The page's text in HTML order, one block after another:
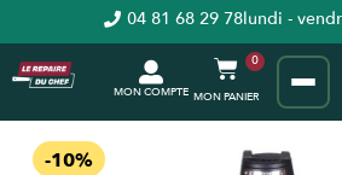
04 81 68 29 78lundi -
MON COMPTE
0
-10%